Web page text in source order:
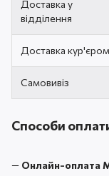
Доставка у
відділення
Доставка кур'єром
Самовивіз
Способи
— Онлайн-оплата